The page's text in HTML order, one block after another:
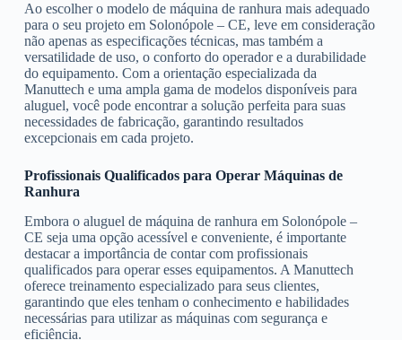
Ao escolher o modelo de máquina de ranhura mais adequado
para o seu projeto em Solonópole – CE, leve em consideração
não apenas as especificações técnicas, mas também a
versatilidade de uso, o conforto do operador e a durabilidade
do equipamento. Com a orientação especializada da
Manuttech e uma ampla gama de modelos disponíveis para
aluguel, você pode encontrar a solução perfeita para suas
necessidades de fabricação, garantindo resultados
excepcionais em cada projeto.
Profissionais Qualificados para Operar Máquinas de
Ranhura
Embora o aluguel de máquina de ranhura em Solonópole –
CE seja uma opção acessível e conveniente, é importante
destacar a importância de contar com profissionais
qualificados para operar esses equipamentos. A Manuttech
oferece treinamento especializado para seus clientes,
garantindo que eles tenham o conhecimento e habilidades
necessárias para utilizar as máquinas com segurança e
eficiência.